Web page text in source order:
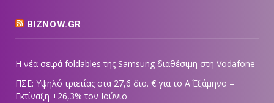
BIZNOW.GR
Η νέα σειρά foldables της Samsung διαθέσιμη στη Vodafone
ΠΣΕ: Υψηλό τριετίας στα 27,6 δισ. € για το Α΄ Εξάμηνο –
Εκτίναξη +26,3% τον Ιούνιο